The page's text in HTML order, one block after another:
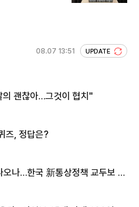
08.07 13:51 UPDATE
괜찮아…그것이 협치"
즈, 정답은?
나…한국 新통상정책 교두보 활